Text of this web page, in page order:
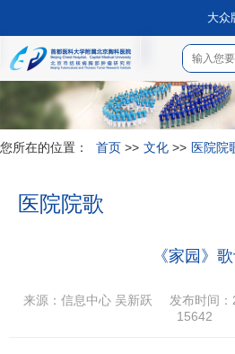
大众
您所在的位置： 首页 >> 文化 >> 医院院
医院院歌
《家园》
来源：信息中心 吴新跃 发布时间
15642